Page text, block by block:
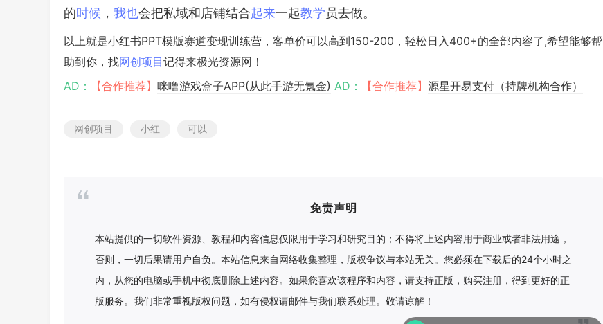
的时候 ， 我也会把私域和店铺结合起来一起教学员去做。
以上就是小红书PPT模版赛道变现训练营，客单价可以高到150-200，轻松日入400+的全部内容了,希望能够帮
助到你，找网创项目记得来极光资源网！
AD：
【合作推荐】 咪噜游戏盒子APP(从此手游无氪金) AD： 【合作推荐】 源星开易支付（持牌机构合作）
网创项目 小红 可以
免责声明
本站提供的一切软件资源、教程和内容信息仅限用于学习和研究目的；不得将上述内容用于商业或者非法用途，
否则，一切后果请用户自负。本站信息来自网络收集整理，版权争议与本站无关。您必须在下载后的24个小时之
内，从您的电脑或手机中彻底删除上述内容。如果您喜欢该程序和内容，请支持正版，购买注册，得到更好的正
版服务。我们非常重视版权问题，如有侵权请邮件与我们联系处理。敬请谅解！